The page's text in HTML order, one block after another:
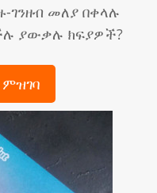
ገንዘብ መለያ በቀላሉ
ያውቃሉ ክፍያዎች?
ምዝገባ